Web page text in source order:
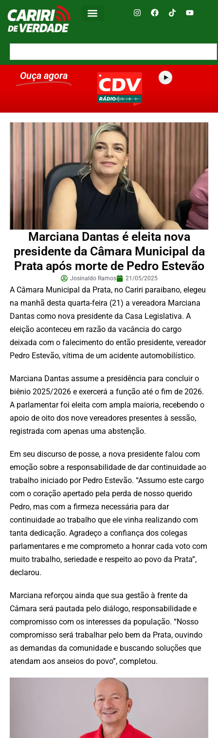
Ouça agora
Marciana Dantas é eleita nova
presidente da Câmara Municipal da
Prata após morte de Pedro Estevão
Josinaldo Ramos 21/05/2025
A Câmara Municipal da Prata, no Cariri paraibano, elegeu
na manhã desta quarta-feira (21) a vereadora Marciana
Dantas como nova presidente da Casa Legislativa. A
eleição aconteceu em razão da vacância do cargo
deixada com o falecimento do então presidente, vereador
Pedro Estevão, vítima de um acidente automobilístico.
Marciana Dantas assume a presidência para concluir o
biênio 2025/2026 e exercerá a função até o fim de 2026.
A parlamentar foi eleita com ampla maioria, recebendo o
apoio de oito dos nove vereadores presentes à sessão,
registrada com apenas uma abstenção.
Em seu discurso de posse, a nova presidente falou com
emoção sobre a responsabilidade de dar continuidade ao
trabalho iniciado por Pedro Estevão. “Assumo este cargo
com o coração apertado pela perda de nosso querido
Pedro, mas com a firmeza necessária para dar
continuidade ao trabalho que ele vinha realizando com
tanta dedicação. Agradeço a confiança dos colegas
parlamentares e me comprometo a honrar cada voto com
muito trabalho, seriedade e respeito ao povo da Prata”,
declarou.
Marciana reforçou ainda que sua gestão à frente da
Câmara será pautada pelo diálogo, responsabilidade e
compromisso com os interesses da população. “Nosso
compromisso será trabalhar pelo bem da Prata, ouvindo
as demandas da comunidade e buscando soluções que
atendam aos anseios do povo”, completou.